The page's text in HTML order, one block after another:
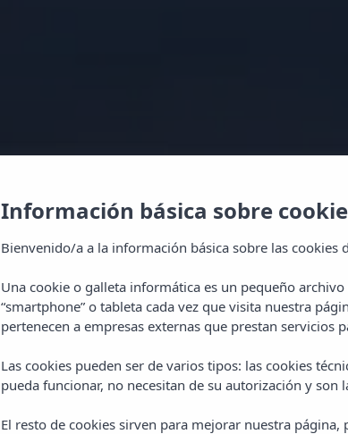
Información básica sobre
Bienvenido/a a la información básica sobre las cookies
Una cookie o galleta informática es un pequeño
“smartphone” o tableta cada vez que visita nuestra
pertenecen a empresas externas que prestan servicios
Las cookies pueden ser de varios tipos: las cookies
pueda funcionar, no necesitan de su autorización y son
El resto de cookies sirven para mejorar nuestra